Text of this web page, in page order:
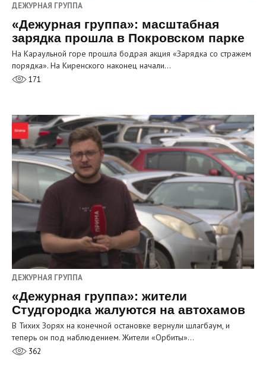
ДЕЖУРНАЯ ГРУППА
«Дежурная группа»: масштабная
зарядка прошла в Покровском парке
На Караульной горе прошла бодрая акция «Зарядка со стражем
порядка». На Киренского наконец начали…
171
ДЕЖУРНАЯ ГРУППА
«Дежурная группа»: жители
Студгородка жалуются на автохамов
В Тихих Зорях на конечной остановке вернули шлагбаум, и
теперь он под наблюдением. Жители «Орбиты»…
362